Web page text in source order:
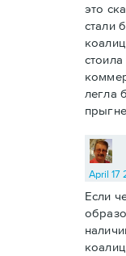
это
стали
стоила
легла
April 17
Если